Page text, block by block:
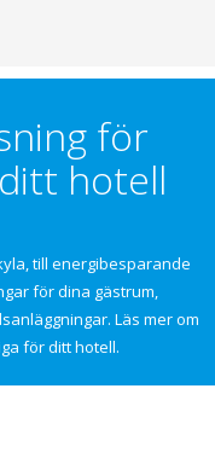
för
hotell
till energibesparande
för dina gästrum,
Läs mer om
för ditt hotell.